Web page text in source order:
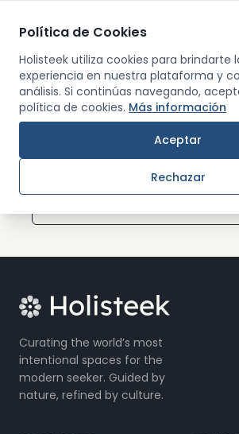
Política de Cookies
Holisteek utiliza cookies para brindarte
experiencia en nuestra plataforma y
análisis. Si continúas navegando,
política de cookies. Más información
Rechazar
Aceptar
Back
0were results found
Curating the world’s most
intentional spaces for the
modern seeker. Guided by
nature, refined by culture.